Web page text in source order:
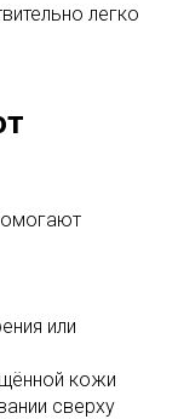
легко
или
кожи
сверху